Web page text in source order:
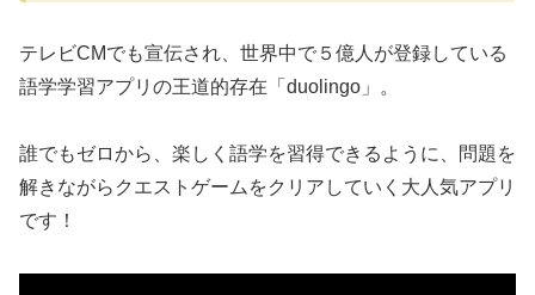
テレビCMでも宣伝され、世界中で５億人が登録している
語学学習アプリの王道的存在「duolingo」。
誰でもゼロから、楽しく語学を習得できるように、問題を
解きながらクエストゲームをクリアしていく大人気アプリ
です！